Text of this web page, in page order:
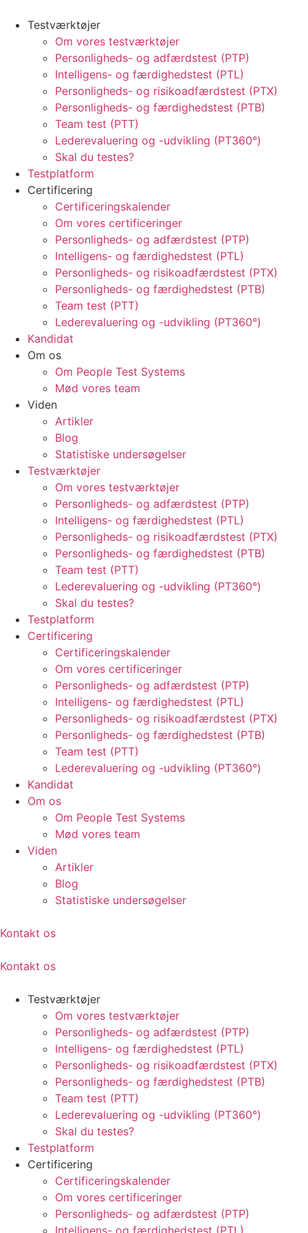
Testværktøjer
Om vores testværktøjer
Personligheds- og adfærdstest (PTP)
Intelligens- og færdighedstest (PTL)
Personligheds- og risikoadfærdstest (PTX)
Personligheds- og færdighedstest (PTB)
Team test (PTT)
Lederevaluering og -udvikling (PT360°)
Skal du testes?
Testplatform
Certificering
Certificeringskalender
Om vores certificeringer
Personligheds- og adfærdstest (PTP)
Intelligens- og færdighedstest (PTL)
Personligheds- og risikoadfærdstest (PTX)
Personligheds- og færdighedstest (PTB)
Team test (PTT)
Lederevaluering og -udvikling (PT360°)
Kandidat
Om os
Om People Test Systems
Mød vores team
Viden
Artikler
Blog
Statistiske undersøgelser
Testværktøjer
Om vores testværktøjer
Personligheds- og adfærdstest (PTP)
Intelligens- og færdighedstest (PTL)
Personligheds- og risikoadfærdstest (PTX)
Personligheds- og færdighedstest (PTB)
Team test (PTT)
Lederevaluering og -udvikling (PT360°)
Skal du testes?
Testplatform
Certificering
Certificeringskalender
Om vores certificeringer
Personligheds- og adfærdstest (PTP)
Intelligens- og færdighedstest (PTL)
Personligheds- og risikoadfærdstest (PTX)
Personligheds- og færdighedstest (PTB)
Team test (PTT)
Lederevaluering og -udvikling (PT360°)
Kandidat
Om os
Om People Test Systems
Mød vores team
Viden
Artikler
Blog
Statistiske undersøgelser
Kontakt os
Kontakt os
Testværktøjer
Om vores testværktøjer
Personligheds- og adfærdstest (PTP)
Intelligens- og færdighedstest (PTL)
Personligheds- og risikoadfærdstest (PTX)
Personligheds- og færdighedstest (PTB)
Team test (PTT)
Lederevaluering og -udvikling (PT360°)
Skal du testes?
Testplatform
Certificering
Certificeringskalender
Om vores certificeringer
Personligheds- og adfærdstest (PTP)
Intelligens- og færdighedstest (PTL)